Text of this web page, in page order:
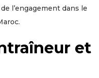
l’engagement dans le
et